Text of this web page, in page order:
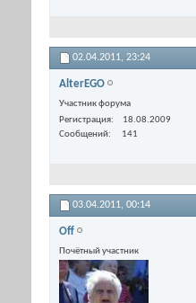
02.04.2011, 23:24
AlterEGO
Участник форума
Регистрация
18.08.2009
Сообщений
141
03.04.2011, 00:14
Off
Почётный участник